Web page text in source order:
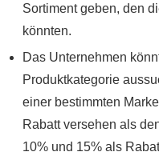
Sortiment geben, den
könnten.
Das Unternehmen
Produktkategorie
einer bestimmten
Rabatt versehen als
10% und 15% als